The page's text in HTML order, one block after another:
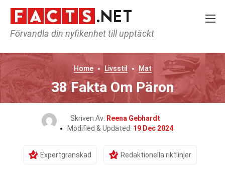
Förvandla din nyfikenhet till upptäckt
Home Livsstil Mat
38 Fakta Om Päron
Skriven Av: Reena Gebhardt
Modified & Updated: 19 Dec 2024
Expertgranskad Redaktionella riktlinjer